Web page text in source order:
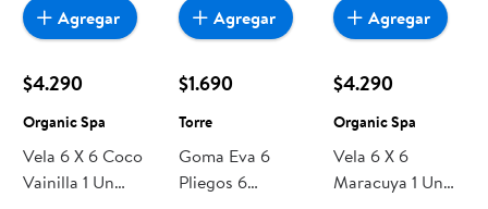
$4.290
Organic Spa
Vela 6 X 6 Coco
Vainilla 1 Un
Agregar
$1.690
Torre
Goma Eva 6
Pliegos 6
Agregar
$4.290
Organic Spa
Vela 6 X 6
Maracuya 1 Un
Agregar